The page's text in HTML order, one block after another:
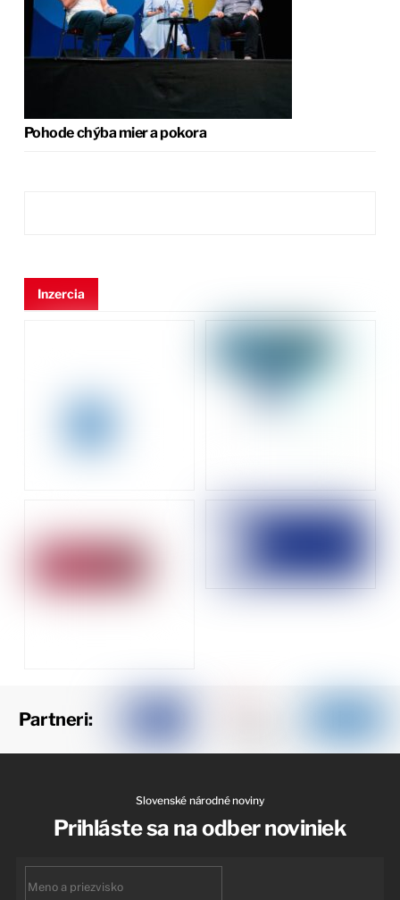
Pohode chýba mier a pokora
Inzercia
Partneri:
Slovenské národné noviny
Prihláste sa na odber noviniek